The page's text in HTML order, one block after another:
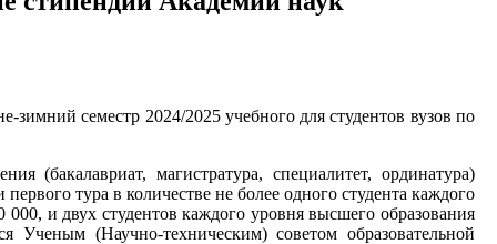
семестр 2024/2025 учебного для студентов вузов по
магистратура, специалитет, ординатура)
тура в количестве не более одного студента каждого
000, и двух студентов каждого уровня высшего образования
Ученым (Научно-техническим) советом образовательной